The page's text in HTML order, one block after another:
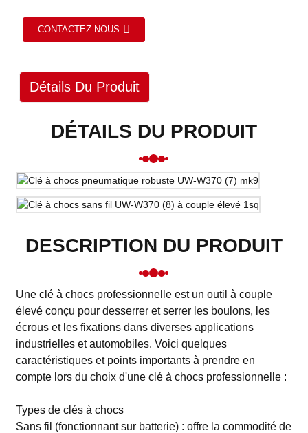
CONTACTEZ-NOUS
Détails Du Produit
DÉTAILS DU PRODUIT
DESCRIPTION DU PRODUIT
Une clé à chocs professionnelle est un outil à couple
élevé conçu pour desserrer et serrer les boulons, les
écrous et les fixations dans diverses applications
industrielles et automobiles. Voici quelques
caractéristiques et points importants à prendre en
compte lors du choix d'une clé à chocs professionnelle :
Types de clés à chocs
Sans fil (fonctionnant sur batterie) : offre la commodité de